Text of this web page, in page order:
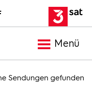
Menü
Meldungen
Sendungen gefunden